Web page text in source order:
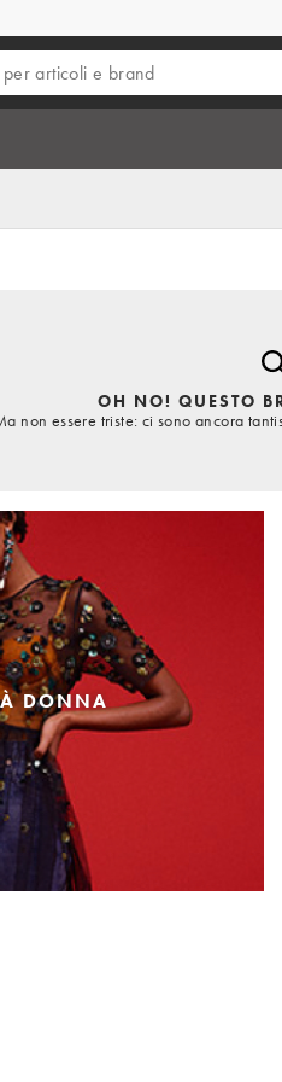
OH NO! QUESTO
non essere triste: ci sono ancora
DONNA